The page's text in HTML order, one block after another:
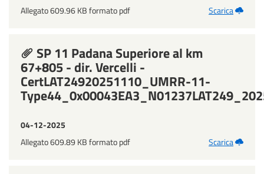
Allegato 609.96 KB formato pdf
Scarica
SP 11 Padana Superiore al km
67+805 - dir. Vercelli -
CertLAT24920251110_UMRR-11-
04-12-2025
Allegato 609.89 KB formato pdf
Scarica